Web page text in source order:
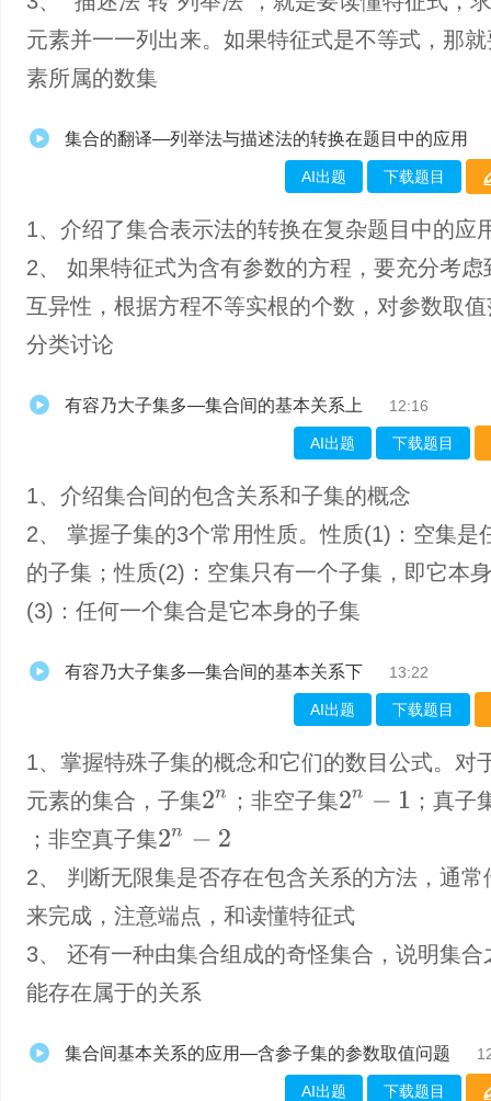
元素并一一列出来。如果特征式是不等式，那
素所属的数集
集合的翻译—列举法与描述法的转换在题目中的应用
AI出题 下载题目
1、介绍了集合表示法的转换在复杂题目中的应
2、 如果特征式为含有参数的方程，要充分考虑
互异性，根据方程不等实根的个数，对参数取
分类讨论
有容乃大子集多—集合间的基本关系上 12:16
AI出题 下载题目
1、介绍集合间的包含关系和子集的概念
2、 掌握子集的3个常用性质。性质(1)：空集是
的子集；性质(2)：空集只有一个子集，即它本
(3)：任何一个集合是它本身的子集
有容乃大子集多—集合间的基本关系下 13:22
AI出题 下载题目
1、掌握特殊子集的概念和它们的数目公式。对
元素的集合，子集2n ；非空子集2n−
；真子
；非空真子集2n−
2、 判断无限集是否存在包含关系的方法，通常
来完成，注意端点，和读懂特征式
3、 还有一种由集合组成的奇怪集合，说明集合
能存在属于的关系
集合间基本关系的应用—含参子集的参数取值问题
AI出题 下载题目